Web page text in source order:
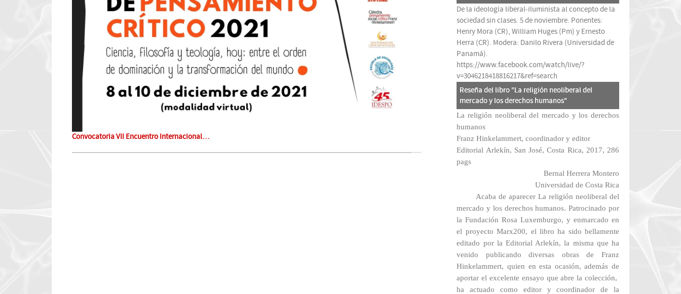
Convocatoria VII Encuentro Internacional…
De la ideología liberal-iluminista al concepto de la
sociedad sin clases. 5 de noviembre. Ponentes:
Henry Mora (CR), William Huges (Pm) y Ernesto
Herra (CR). Modera: Danilo Rivera (Universidad de
Panamá).
https://www.facebook.com/watch/live/?
v=3046218418816217&ref=search
Reseña del libro "La religión neoliberal del
mercado y los derechos humanos"
La religión neoliberal del mercado y los derechos
humanos
Franz Hinkelammert, coordinador y editor
Editorial Arlekín, San José, Costa Rica, 2017, 286
pags
Bernal Herrera Montero
Universidad de Costa Rica
Acaba de aparecerLa religión neoliberal del
mercado y los derechos humanos. Patrocinado por
la Fundación Rosa Luxemburgo, y enmarcado en
el proyecto Marx200, el libro ha sido bellamente
editado por la Editorial Arlekín, la misma que ha
venido publicando diversas obras de Franz
Hinkelammert, quien en esta ocasión, además de
aportar el excelente ensayo que abre la colección,
ha actuado como editor y coordinador de la